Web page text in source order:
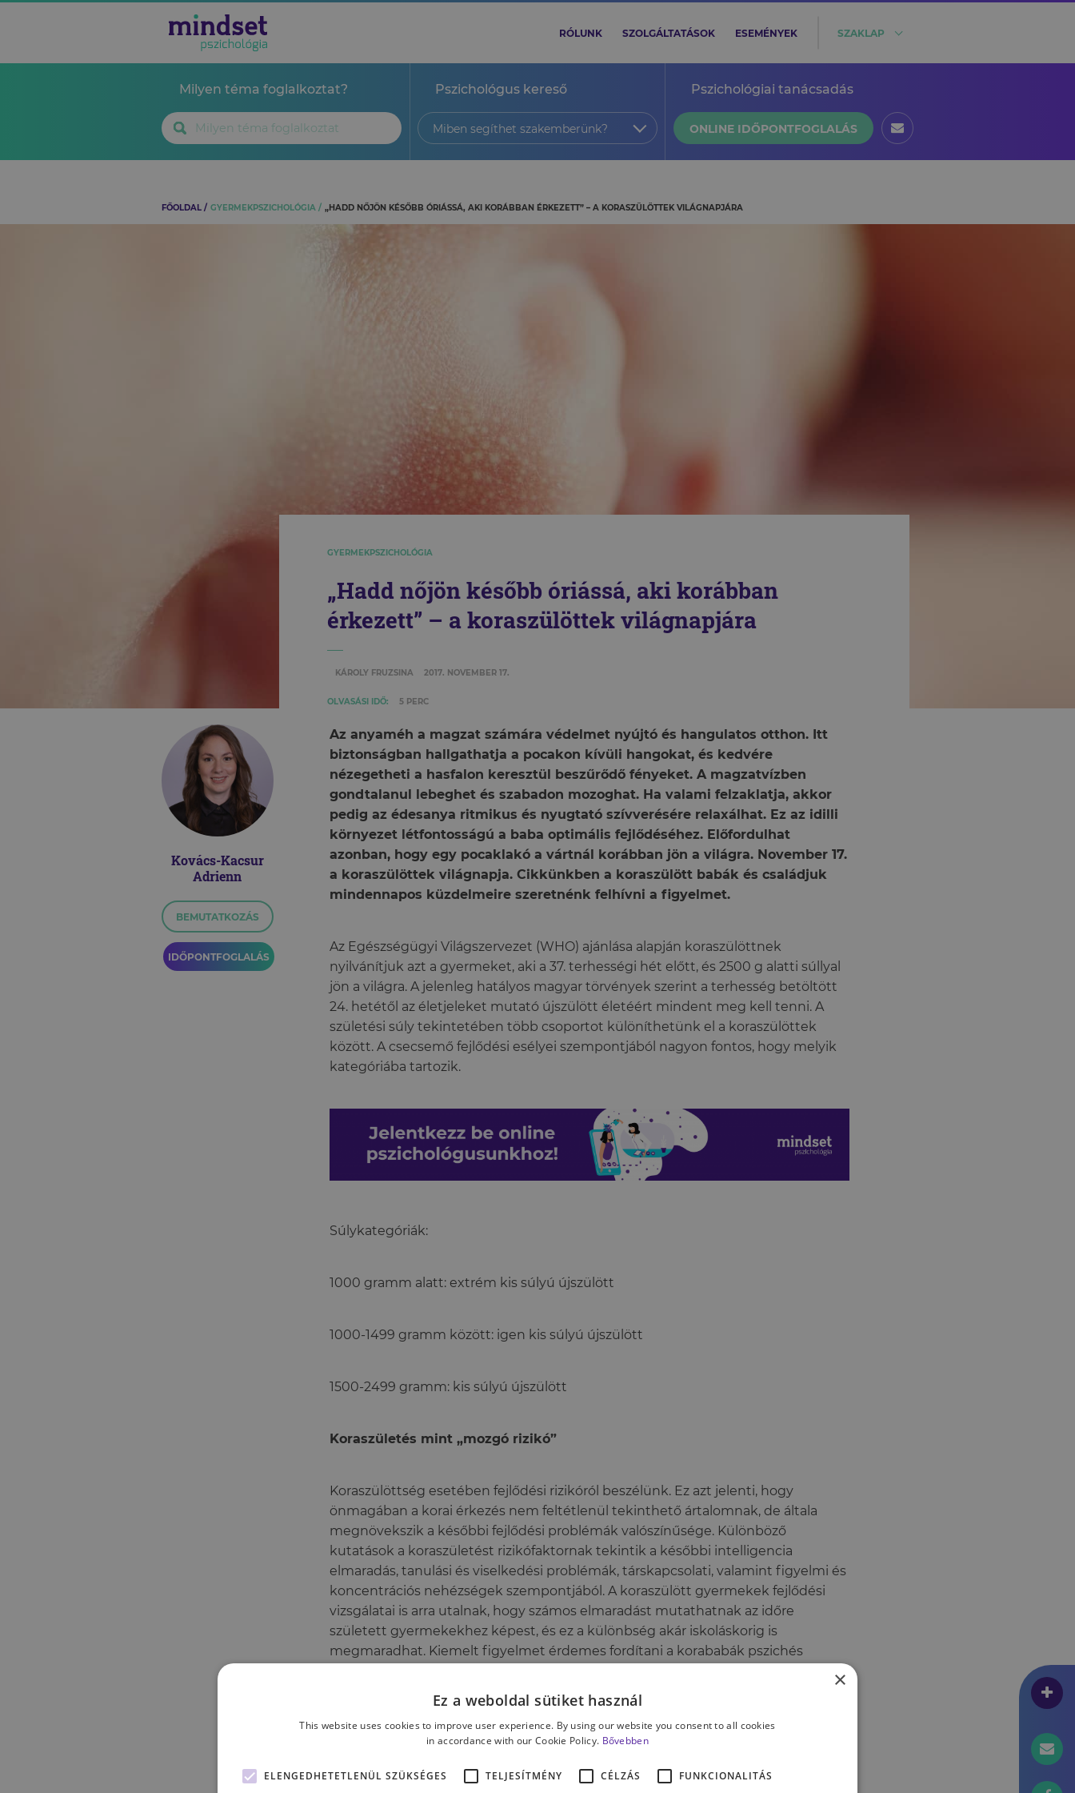
RÓLUNK SZOLGÁLTATÁSOK ESEMÉNYEK SZAKLAP
Milyen téma foglalkoztat? Pszichológus kereső
Miben segíthet szakemberünk?
Pszichológiai tanácsadás
ONLINE IDŐPONTFOGLALÁS
FŐOLDAL GYERMEKPSZICHOLÓGIA „HADD NŐJÖN KÉSŐBB ÓRIÁSSÁ, AKI KORÁBBAN ÉRKEZETT” – A KORASZÜLÖTTEK VILÁGNAPJÁRA
GYERMEKPSZICHOLÓGIA
„Hadd nőjön később óriássá, aki korábban
érkezett” – a koraszülöttek világnapjára
KÁROLY FRUZSINA 2017. NOVEMBER 17.
OLVASÁSI IDŐ: 5 PERC
Kovács-Kacsur
Adrienn
BEMUTATKOZÁS
IDŐPONTFOGLALÁS
Az anyaméh a magzat számára védelmet nyújtó és hangulatos otthon. Itt
biztonságban hallgathatja a pocakon kívüli hangokat, és kedvére
nézegetheti a hasfalon keresztül beszűrődő fényeket. A magzatvízben
gondtalanul lebeghet és szabadon mozoghat. Ha valami felzaklatja, akkor
pedig az édesanya ritmikus és nyugtató szívverésére relaxálhat. Ez az idilli
környezet létfontosságú a baba optimális fejlődéséhez. Előfordulhat
azonban, hogy egy pocaklakó a vártnál korábban jön a világra. November 17.
a koraszülöttek világnapja. Cikkünkben a koraszülött babák és családjuk
mindennapos küzdelmeire szeretnénk felhívni a figyelmet.
Az Egészségügyi Világszervezet (WHO) ajánlása alapján koraszülöttnek
nyilvánítjuk azt a gyermeket, aki a 37. terhességi hét előtt, és 2500 g alatti súllyal
jön a világra. A jelenleg hatályos magyar törvények szerint a terhesség betöltött
24. hetétől az életjeleket mutató újszülött életéért mindent meg kell tenni. A
születési súly tekintetében több csoportot különíthetünk el a koraszülöttek
között. A csecsemő fejlődési esélyei szempontjából nagyon fontos, hogy melyik
kategóriába tartozik.
Súlykategóriák:
1000 gramm alatt: extrém kis súlyú újszülött
1000-1499 gramm között: igen kis súlyú újszülött
1500-2499 gramm: kis súlyú újszülött
Koraszületés mint „mozgó rizikó”
Koraszülöttség esetében fejlődési rizikóról beszélünk. Ez azt jelenti, hogy
önmagában a korai érkezés nem feltétlenül tekinthető ártalomnak, de általa
megnövekszik a későbbi fejlődési problémák valószínűsége. Különböző
kutatások a koraszületést rizikófaktornak tekintik a későbbi intelligencia
elmaradás, tanulási és viselkedési problémák, társkapcsolati, valamint figyelmi és
koncentrációs nehézségek szempontjából. A koraszülött gyermekek fejlődési
vizsgálatai is arra utalnak, hogy számos elmaradást mutathatnak az időre
született gyermekekhez képest, és ez a különbség akár iskoláskorig is
megmaradhat. Kiemelt figyelmet érdemes fordítani a korababák pszichés
tetten fejlődési késés. Főként a mozgás, a nyelv és az intellektus fejlődésében
összefüggés természetesen nem egy kőbe vésett szabály.
Fontos kihangsúlyozni, hogy a képességstruktúra fejletlensége az esetek
×
Ez a weboldal sütiket használ
This website uses cookies to improve user experience. By using our website you consent to all cookies
in accordance with our Cookie Policy. Bővebben
ELENGEDHETETLENÜL SZÜKSÉGES TELJESÍTMÉNY CÉLZÁS FUNKCIONALITÁS